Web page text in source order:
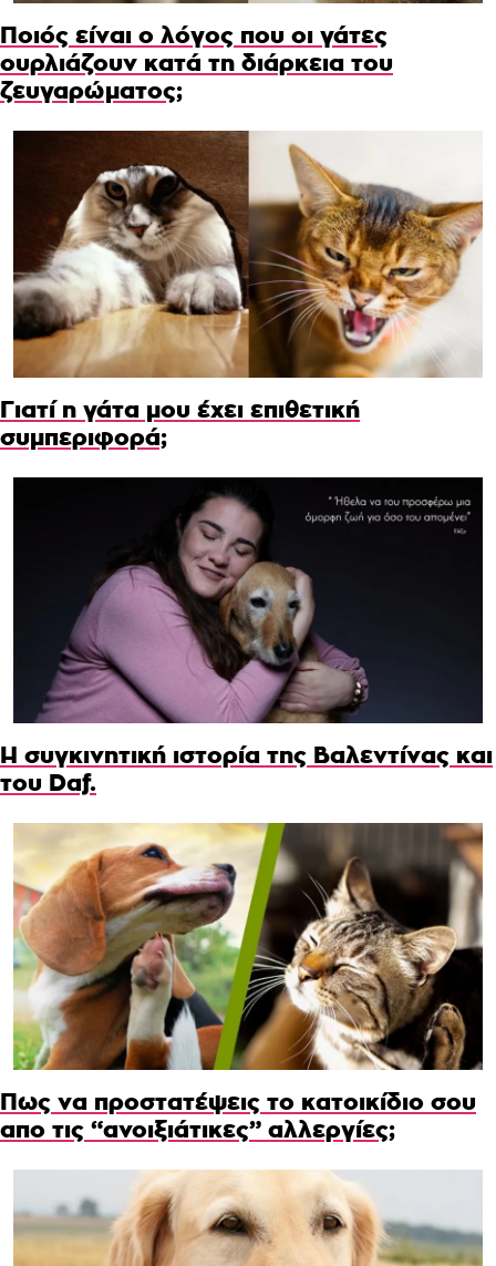
Ποιός είναι ο λόγος που οι γάτες
ουρλιάζουν κατά τη διάρκεια του
ζευγαρώματος;
Γιατί η γάτα μου έχει επιθετική
συμπεριφορά;
Η συγκινητική ιστορία της Βαλεντίνας και
του Daf.
Πως να προστατέψεις το κατοικίδιο σου
απο τις “ανοιξιάτικες” αλλεργίες;